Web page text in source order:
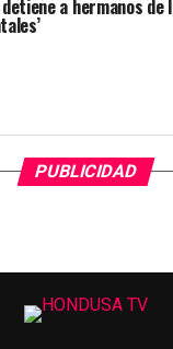
a hermanos de
PUBLICIDAD